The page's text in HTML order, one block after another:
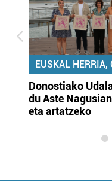
EUSKAL HERRIA,
Donostiako
du Aste
eta artatzeko